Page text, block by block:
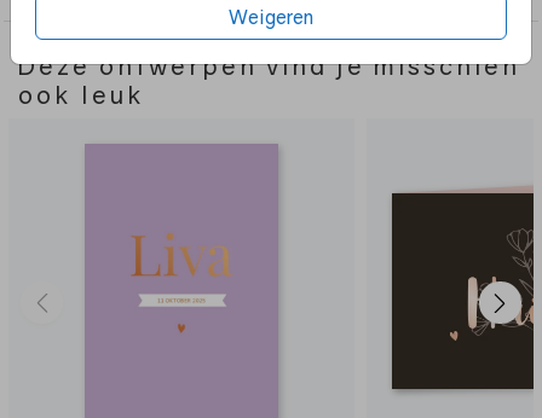
Weigeren
Deze ontwerpen vind je misschien
ook leuk